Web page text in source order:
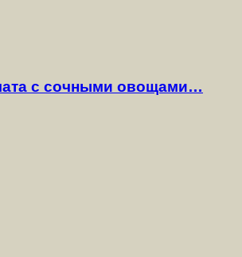
с сочными овощами…